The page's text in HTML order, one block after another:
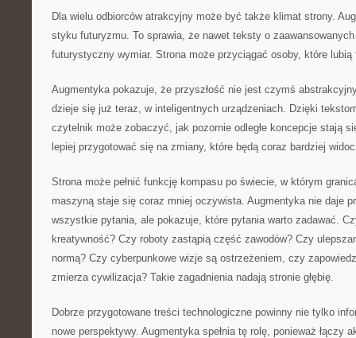
Dla wielu odbiorców atrakcyjny może być także klimat strony.
styku futuryzmu. To sprawia, że nawet teksty o
futurystyczny wymiar. Strona może przyciągać osoby, które lubią
Augmentyka pokazuje, że przyszłość nie jest czymś
dzieje się już teraz, w inteligentnych urządzeniach. Dzięki
czytelnik może zobaczyć, jak pozornie odległe koncepcje stają
lepiej przygotować się na zmiany, które będą coraz bardziej
Strona może pełnić funkcję kompasu po świecie, w którym
maszyną staje się coraz mniej oczywista. Augmentyka nie daje
wszystkie pytania, ale pokazuje, które pytania warto zadawać.
kreatywność? Czy roboty zastąpią część zawodów? Czy
normą? Czy cyberpunkowe wizje są ostrzeżeniem, czy
zmierza cywilizacja? Takie zagadnienia nadają stronie głębię.
Dobrze przygotowane treści technologiczne powinny nie tylko
nowe perspektywy. Augmentyka spełnia tę rolę, ponieważ łączy